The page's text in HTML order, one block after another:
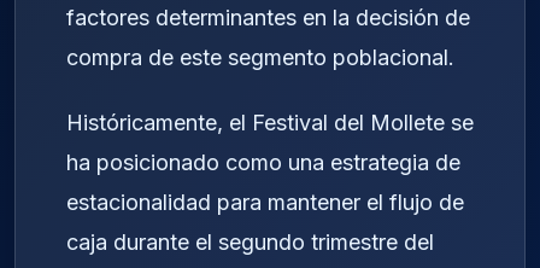
factores determinantes en la decisión de
compra de este segmento poblacional.
Históricamente, el Festival del Mollete se
ha posicionado como una estrategia de
estacionalidad para mantener el flujo de
caja durante el segundo trimestre del